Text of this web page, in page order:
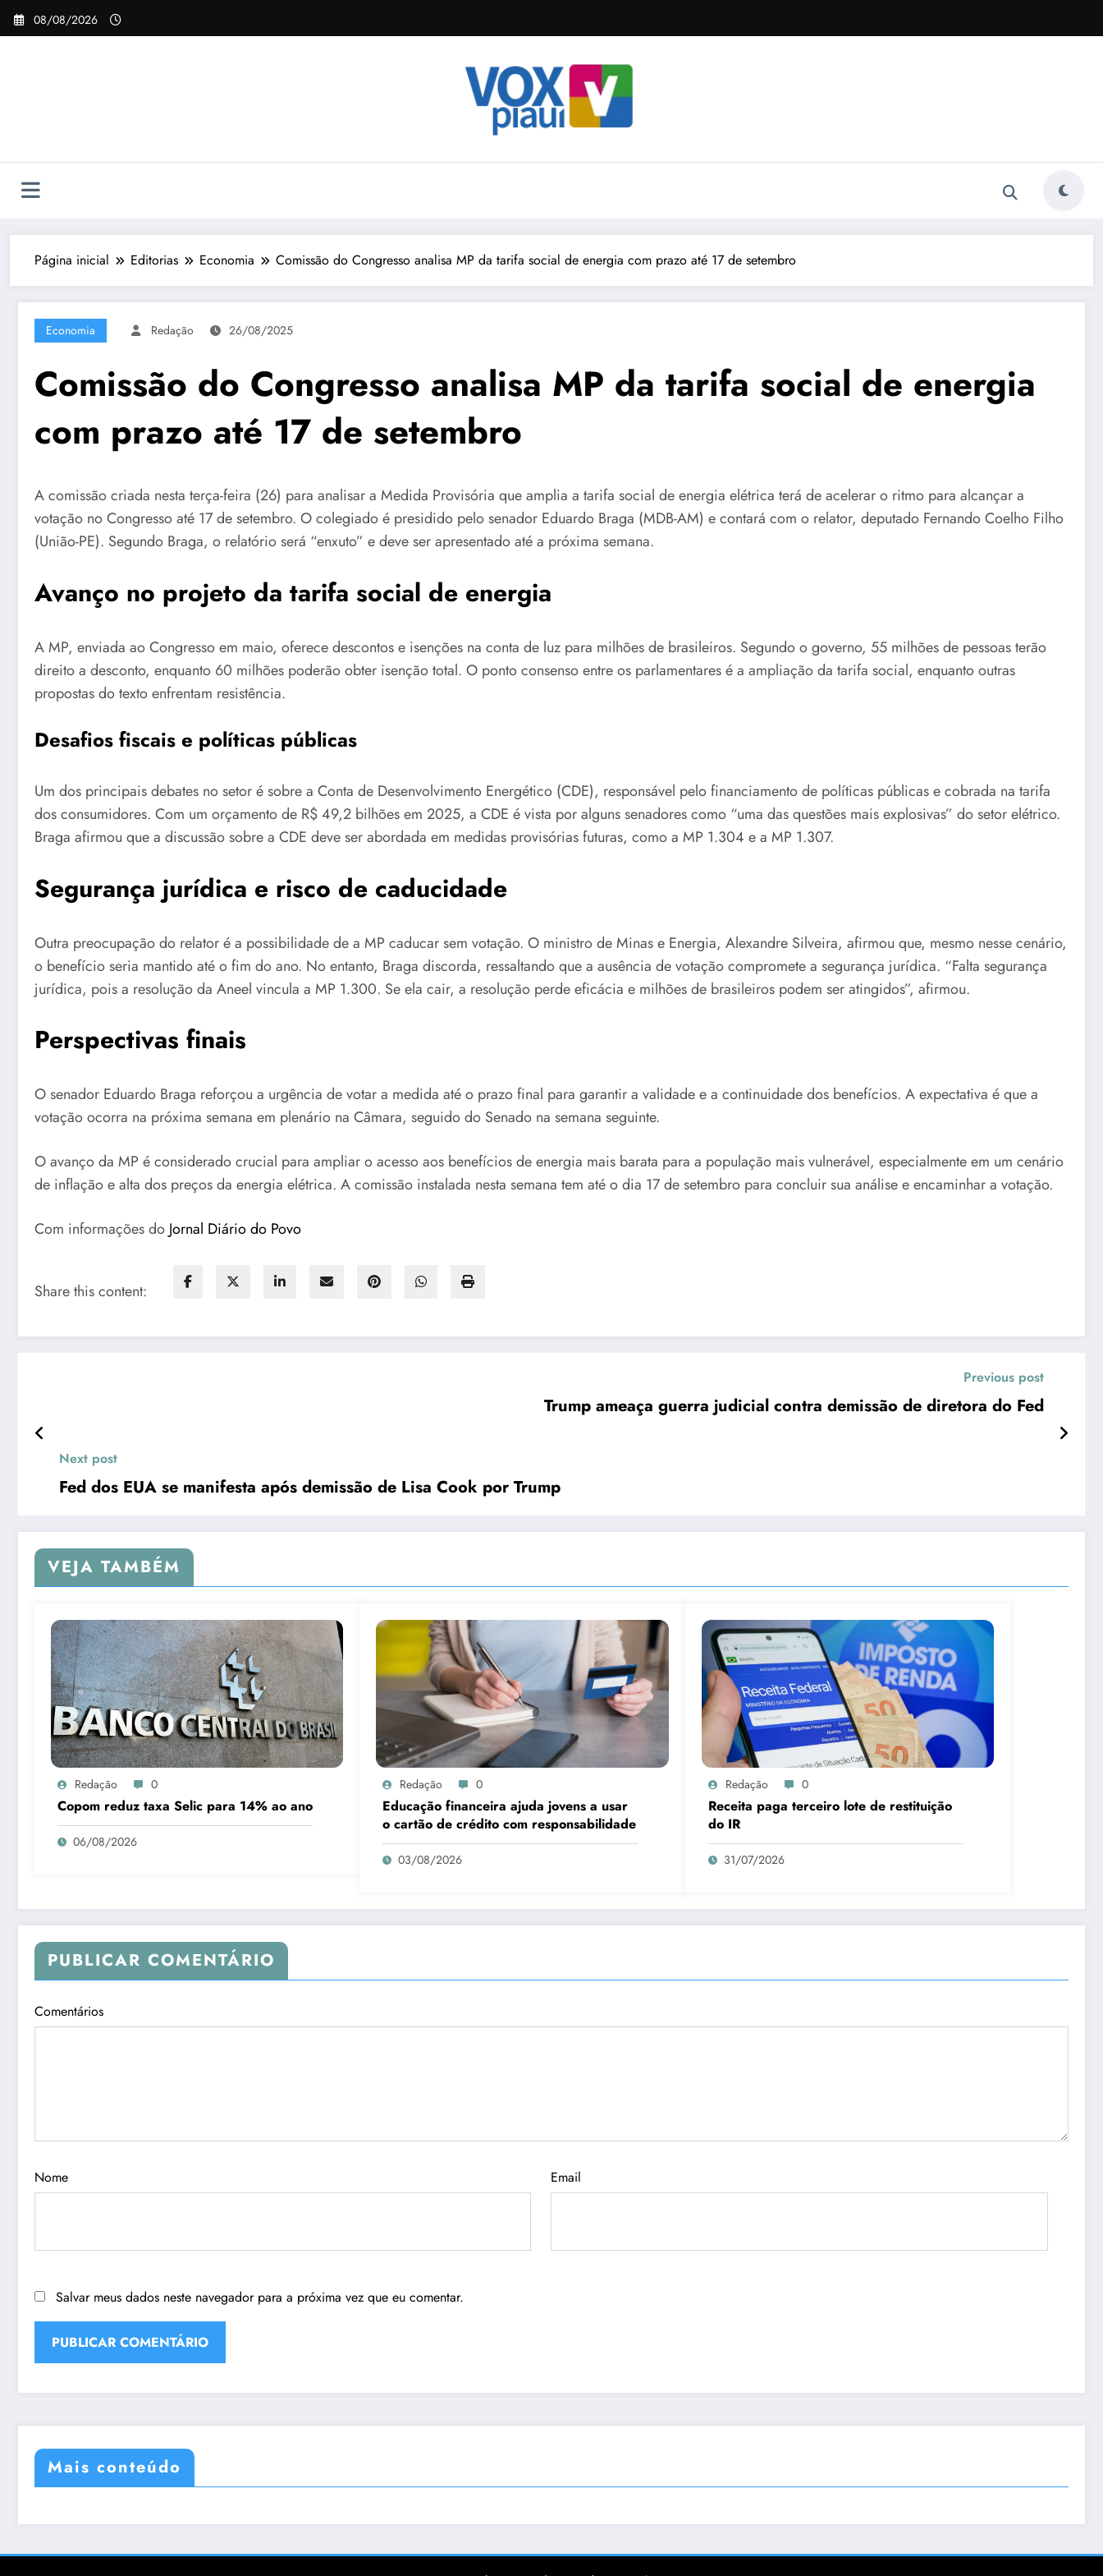
Pular
para
08/08/2026
Página inicial Editorias Economia Comissão do Congresso analisa MP da tarifa social de energia com prazo até 17 de setembro
Economia Redação 26/08/2025
Comissão do Congresso analisa MP da tarifa social de energia
com prazo até 17 de setembro
A comissão criada nesta terça-feira (26) para analisar a Medida Provisória que amplia a tarifa social de energia elétrica terá de acelerar o ritmo para alcançar a
votação no Congresso até 17 de setembro. O colegiado é presidido pelo senador Eduardo Braga (MDB-AM) e contará com o relator, deputado Fernando Coelho Filho
(União-PE). Segundo Braga, o relatório será “enxuto” e deve ser apresentado até a próxima semana.
Avanço no projeto da tarifa social de energia
A MP, enviada ao Congresso em maio, oferece descontos e isenções na conta de luz para milhões de brasileiros. Segundo o governo, 55 milhões de pessoas terão
direito a desconto, enquanto 60 milhões poderão obter isenção total. O ponto consenso entre os parlamentares é a ampliação da tarifa social, enquanto outras
propostas do texto enfrentam resistência.
Desafios fiscais e políticas públicas
Um dos principais debates no setor é sobre a Conta de Desenvolvimento Energético (CDE), responsável pelo financiamento de políticas públicas e cobrada na tarifa
dos consumidores. Com um orçamento de R$ 49,2 bilhões em 2025, a CDE é vista por alguns senadores como “uma das questões mais explosivas” do setor elétrico.
Braga afirmou que a discussão sobre a CDE deve ser abordada em medidas provisórias futuras, como a MP 1.304 e a MP 1.307.
Segurança jurídica e risco de caducidade
Outra preocupação do relator é a possibilidade de a MP caducar sem votação. O ministro de Minas e Energia, Alexandre Silveira, afirmou que, mesmo nesse cenário,
o benefício seria mantido até o fim do ano. No entanto, Braga discorda, ressaltando que a ausência de votação compromete a segurança jurídica. “Falta segurança
jurídica, pois a resolução da Aneel vincula a MP 1.300. Se ela cair, a resolução perde eficácia e milhões de brasileiros podem ser atingidos”, afirmou.
Perspectivas finais
O senador Eduardo Braga reforçou a urgência de votar a medida até o prazo final para garantir a validade e a continuidade dos benefícios. A expectativa é que a
votação ocorra na próxima semana em plenário na Câmara, seguido do Senado na semana seguinte.
O avanço da MP é considerado crucial para ampliar o acesso aos benefícios de energia mais barata para a população mais vulnerável, especialmente em um cenário
de inflação e alta dos preços da energia elétrica. A comissão instalada nesta semana tem até o dia 17 de setembro para concluir sua análise e encaminhar a votação.
Com informações do Jornal Diário do Povo
Share this content:
Previous post
Trump ameaça guerra judicial contra demissão de diretora do Fed
Next post
Fed dos EUA se manifesta após demissão de Lisa Cook por Trump
VEJA TAMBÉM
Redação 0
Copom reduz taxa Selic para 14% ao ano
06/08/2026
Redação 0
Educação financeira ajuda jovens a usar
o cartão de crédito com responsabilidade
03/08/2026
Redação 0
Receita paga terceiro lote de restituição
do IR
31/07/2026
PUBLICAR COMENTÁRIO
Comentários
Nome Email
Salvar meus dados neste navegador para a próxima vez que eu comentar.
Mais conteúdo